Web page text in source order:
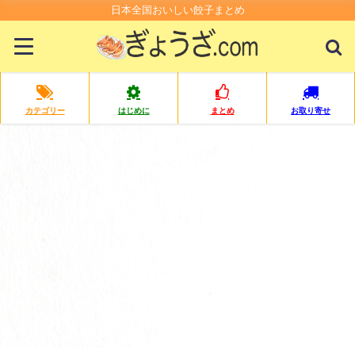
日本全国おいしい餃子まとめ
カテゴリー はじめに まとめ お取り寄せ